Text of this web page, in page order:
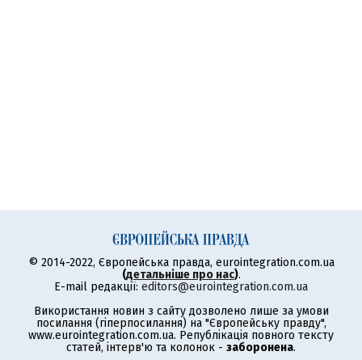
© 2014-2022, Європейська правда, eurointegration.com.ua
(детальніше про нас).
E-mail редакції: editors@eurointegration.com.ua
Використання новин з сайту дозволено лише за умови
посилання (гіперпосилання) на "Європейську правду",
www.eurointegration.com.ua. Републікація повного тексту
статей, інтерв'ю та колонок - заборонена.